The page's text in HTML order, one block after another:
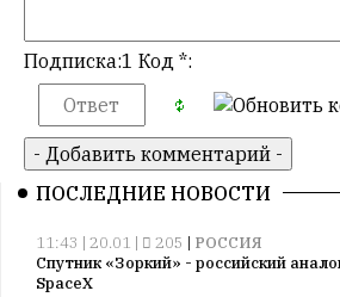
не
искажает
смысл.
Мнение
не
является
обязательным
условием
Подписка:1 Код *:
ПОСЛЕДНИЕ НОВОСТИ
11:43 | 20.01 | 205 | РОССИЯ
Спутник «Зоркий» - российский
SpaceX